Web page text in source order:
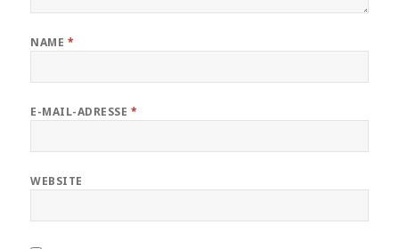
NAME *
E-MAIL-ADRESSE *
WEBSITE